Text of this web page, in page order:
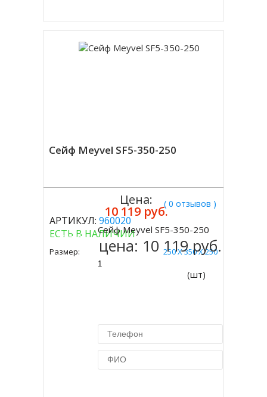
Сейф Meyvel SF5-350-250
( 0 отзывов )
АРТИКУЛ: 960020
ЕСТЬ В НАЛИЧИИ
Размер: 250 Х 350 Х 250
Цена:
10 119 руб.
Купить
Сейф Meyvel SF5-350-250
цена: 10 119 руб.
(шт)